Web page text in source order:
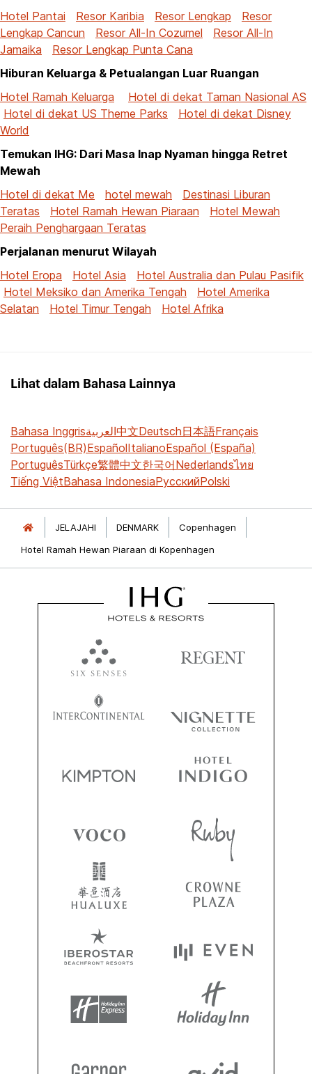
Hotel Pantai
Resor Karibia Resor Lengkap
Resor
Lengkap Cancun
Resor All-In Cozumel
Resor All-In
Jamaika
Resor Lengkap Punta Cana
Hiburan Keluarga & Petualangan Luar Ruangan
Hotel Ramah Keluarga
Hotel di dekat Taman Nasional AS
Hotel di dekat US Theme Parks
Hotel di dekat Disney
World
Temukan IHG: Dari Masa Inap Nyaman hingga Retret
Mewah
Hotel di dekat Me
hotel mewah
Destinasi Liburan
Teratas
Hotel Ramah Hewan Piaraan
Hotel Mewah
Peraih Penghargaan Teratas
Perjalanan menurut Wilayah
Hotel Eropa
Hotel Asia
Hotel Australia dan Pulau Pasifik
Hotel Meksiko dan Amerika Tengah
Hotel Amerika
Selatan
Hotel Timur Tengah Hotel Afrika
Lihat dalam Bahasa Lainnya
Bahasa Inggrisالعربية中文Deutsch日本語Français
Português(BR)EspañolItalianoEspañol (España)
PortuguêsTürkçe繁體中文한국어Nederlandsไทย
Tiếng ViệtBahasa IndonesiaРусскийPolski
JELAJAHI DENMARK
Copenhagen
Hotel Ramah Hewan Piaraan di Kopenhagen